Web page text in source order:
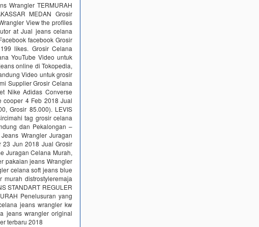
Wrangler TERMURAH
MEDAN Grosir
View the profiles
at Jual jeans celana
facebook Grosir
likes. Grosir Celana
YouTube Video untuk
online di Tokopedia,
Video untuk grosir
Supplier Grosir Celana
Nike Adidas Converse
cooper 4 Feb 2018 Jual
Grosir 85.000). LEVIS
tag grosir celana
dan Pekalongan –
Wrangler Juragan
23 Jun 2018 Jual Grosir
Juragan Celana Murah,
pakaian jeans Wrangler
celana soft jeans blue
distrostyleremaja
STANDART REGULER
Penelusuran yang
jeans wrangler kw
jeans wrangler original
terbaru 2018